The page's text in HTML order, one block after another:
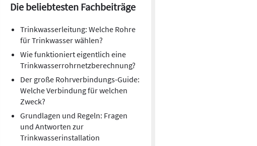
Die beliebtesten Fachbeiträge
Trinkwasserleitung: Welche Rohre
für Trinkwasser wählen?
Wie funktioniert eigentlich eine
Trinkwasserrohrnetzberechnung?
Der große Rohrverbindungs-Guide:
Welche Verbindung für welchen
Zweck?
Grundlagen und Regeln: Fragen
und Antworten zur
Trinkwasserinstallation